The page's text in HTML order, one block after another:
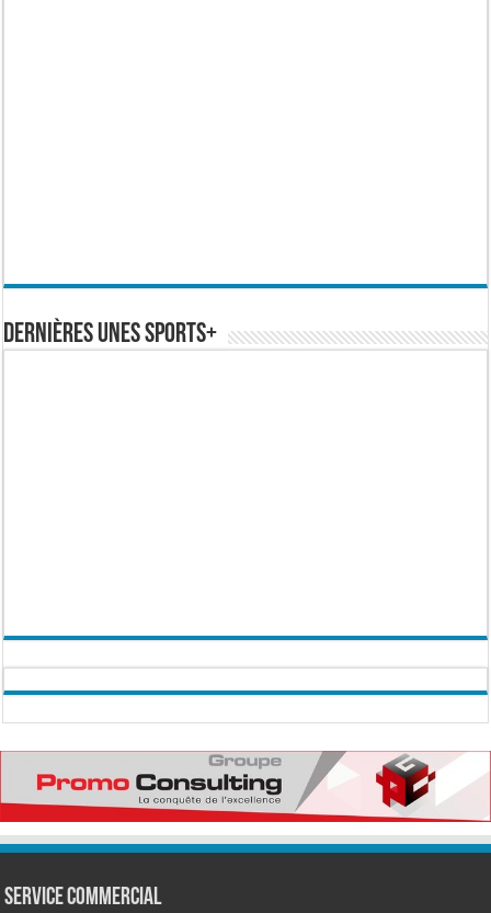
Dernières Unes Sports+
Service commercial